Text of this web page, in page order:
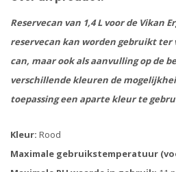
Reservecan van 1,4 L voor de Vikan
reservecan kan worden gebruikt ter
can, maar ook als aanvulling op de
verschillende kleuren de
toepassing een aparte kleur te
Kleur: Rood
Maximale gebruikstemperatuur